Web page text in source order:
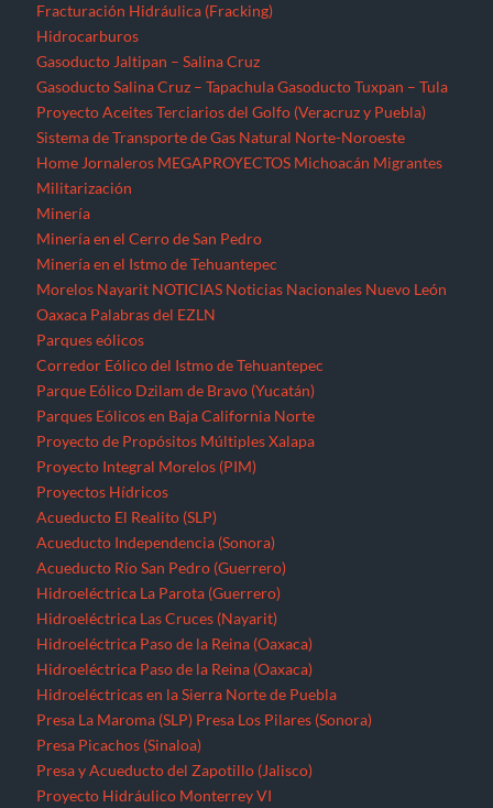
Fracturación Hidráulica (Fracking)
Hidrocarburos
Gasoducto Jaltipan – Salina Cruz
Gasoducto Salina Cruz – Tapachula Gasoducto Tuxpan – Tula
Proyecto Aceites Terciarios del Golfo (Veracruz y Puebla)
Sistema de Transporte de Gas Natural Norte-Noroeste
Home Jornaleros MEGAPROYECTOS Michoacán Migrantes
Militarización
Minería
Minería en el Cerro de San Pedro
Minería en el Istmo de Tehuantepec
Morelos Nayarit NOTICIAS Noticias Nacionales Nuevo León
Oaxaca Palabras del EZLN
Parques eólicos
Corredor Eólico del Istmo de Tehuantepec
Parque Eólico Dzilam de Bravo (Yucatán)
Parques Eólicos en Baja California Norte
Proyecto de Propósitos Múltiples Xalapa
Proyecto Integral Morelos (PIM)
Proyectos Hídricos
Acueducto El Realito (SLP)
Acueducto Independencia (Sonora)
Acueducto Río San Pedro (Guerrero)
Hidroeléctrica La Parota (Guerrero)
Hidroeléctrica Las Cruces (Nayarit)
Hidroeléctrica Paso de la Reina (Oaxaca)
Hidroeléctrica Paso de la Reina (Oaxaca)
Hidroeléctricas en la Sierra Norte de Puebla
Presa La Maroma (SLP) Presa Los Pilares (Sonora)
Presa Picachos (Sinaloa)
Presa y Acueducto del Zapotillo (Jalisco)
Proyecto Hidráulico Monterrey VI